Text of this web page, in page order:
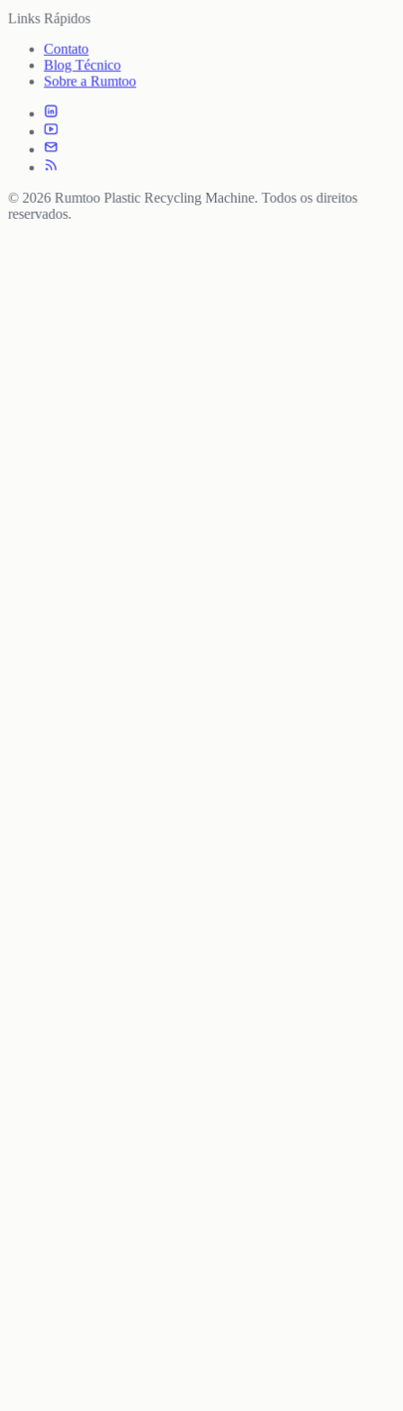
Links Rápidos
Contato
Blog Técnico
Sobre a Rumtoo
© 2026 Rumtoo Plastic Recycling Machine. Todos os direitos
reservados.